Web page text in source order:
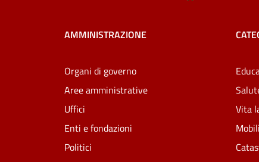
AMMINISTRAZIONE
Organi di governo
Aree amministrative
Uffici
Enti e fondazioni
Politici
Vita